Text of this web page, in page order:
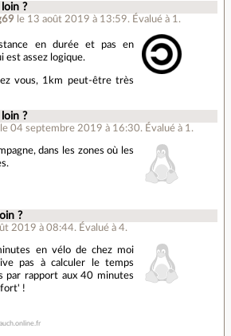
loin ?
le 13 août 2019 à 13:59. Évalué à 1 .
en durée et pas en
est assez logique.
vous, 1km peut-être très
loin ?
le 04 septembre 2019 à 16:30. Évalué à 1 .
dans les zones où les
?
2019 à 08:44. Évalué à 4.
en vélo de chez moi
pas à calculer le temps
par rapport aux 40 minutes
!